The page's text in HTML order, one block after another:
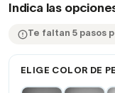
Indica las
Te faltan 5 pasos
ELIGE COLOR DE